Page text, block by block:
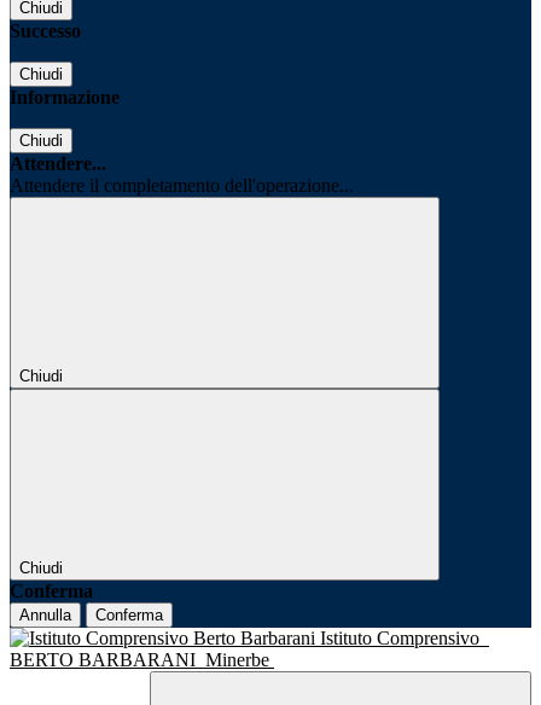
Chiudi
Successo
Chiudi
Informazione
Chiudi
Attendere...
Attendere il completamento dell'operazione...
Chiudi
Chiudi
Conferma
Annulla Conferma
Istituto Comprensivo
BERTO BARBARANI Minerbe